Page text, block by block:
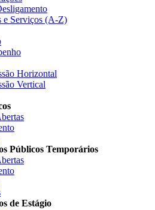
e Serviços (A-Z)
Horizontal
Vertical
Públicos Temporários
de Estágio